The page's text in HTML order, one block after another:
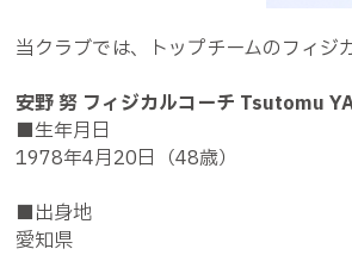
当クラブでは、トップチームのフィジ
安野 努 フィジカルコーチ Tsutomu
■生年月日
1978年4月20日（48歳）
■出身地
愛知県